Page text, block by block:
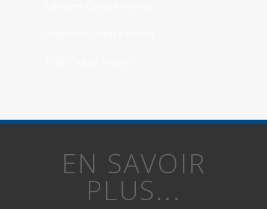
EN SAVOIR
PLUS...